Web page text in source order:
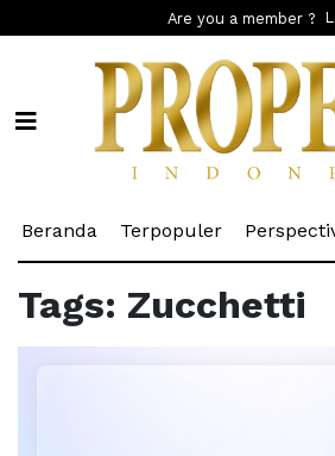
Are you a member ?
Beranda (current)
Terpopuler(current)
Tags: Zucchetti